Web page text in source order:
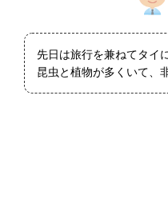
先日は旅行を兼ねてタイ
昆虫と植物が多くいて、